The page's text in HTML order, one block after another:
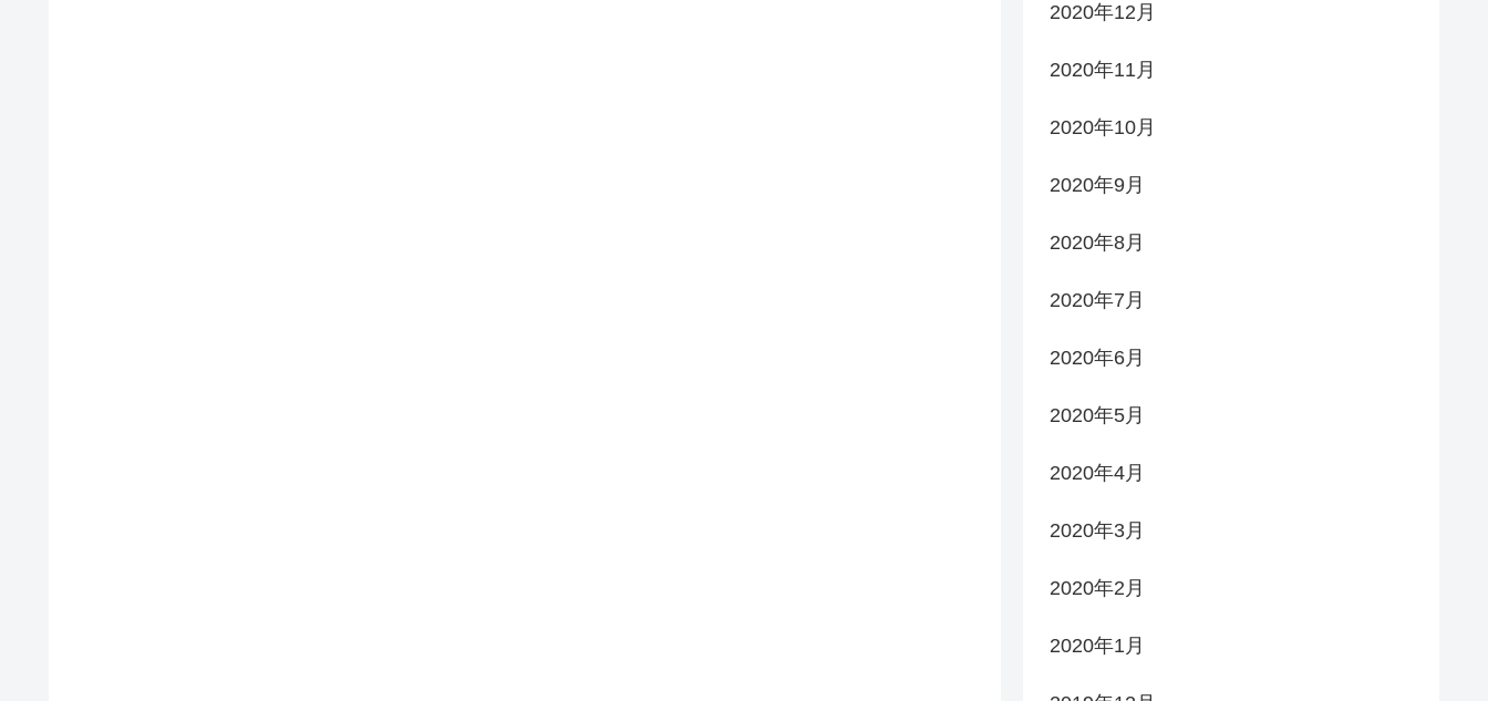
2020年12月
2020年11月
2020年10月
2020年9月
2020年8月
2020年7月
2020年6月
2020年5月
2020年4月
2020年3月
2020年2月
2020年1月